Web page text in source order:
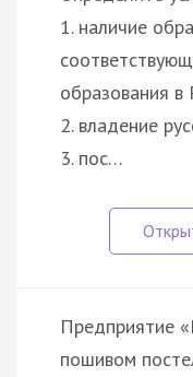
1. наличие
образования
2. владение
3. пос…
Предприятие
пошивом